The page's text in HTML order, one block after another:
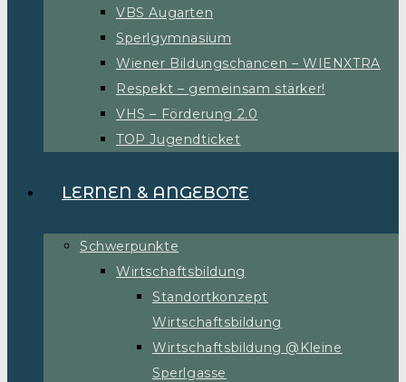
VBS Augarten
Sperlgymnasium
Wiener Bildungschancen – WIENXTRA
Respekt – gemeinsam stärker!
VHS – Förderung 2.0
TOP Jugendticket
LERNEN & ANGEBOTE
Schwerpunkte
Wirtschaftsbildung
Standortkonzept
Wirtschaftsbildung
Wirtschaftsbildung @Kleine
Sperlgasse